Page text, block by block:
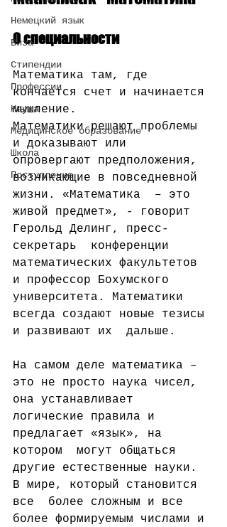
Немецкий язык
Виза
Стипендии
Профессии
Наука
Медицинское образование
Школа
Поступление
О специальности
Математика там, где
кончается счет и начинается
мышление.
Математики решают проблемы
и доказывают или
опровергают предположения,
возникающие в повседневной
жизни. «Математика  – это
живой предмет», - говорит
Герольд Делинг, пресс-
секретарь  конференции
математических факультетов
и профессор Бохумского
университета. Математики
всегда создают новые тезисы
и развивают их  дальше.
На самом деле математика –
это не просто наука чисел,
она устанавливает
логические правила и
предлагает «язык», на
котором  могут общаться
другие естественные науки.
В мире, который становится
все  более сложным и все
более формируемым числами и